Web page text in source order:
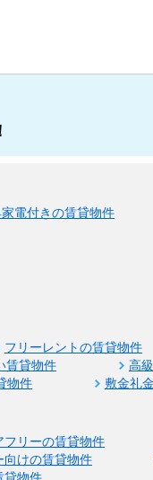
電付きの賃貸物件
フリーレントの賃貸物件
賃貸物件
高
物件 敷金礼
フリーの賃貸物件
向けの賃貸物件